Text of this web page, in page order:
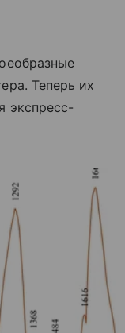
Теперь их
экспресс-